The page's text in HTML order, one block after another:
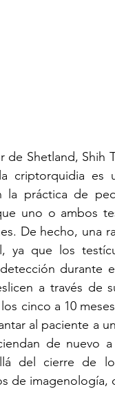
de Shetland, Shih
criptorquidia es
la práctica de
uno o ambos
De hecho, una
ya que los
durante
a través de
cinco a 10
al paciente a
de nuevo
del cierre de
de imagenología,